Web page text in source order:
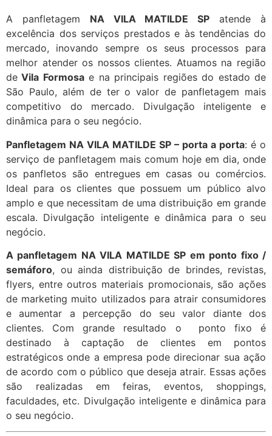
A panfletagem NA VILA MATILDE SP atende à
excelência dos serviços prestados e às tendências do
mercado, inovando sempre os seus processos para
melhor atender os nossos clientes. Atuamos na região
de Vila Formosae na principais regiões do estado de
São Paulo, além de ter o valor de panfletagem mais
competitivo do mercado. Divulgação inteligente e
dinâmica para o seu negócio.
Panfletagem NA VILA MATILDE SP – porta a porta: é o
serviço de panfletagem mais comum hoje em dia, onde
os panfletos são entregues em casas ou comércios.
Ideal para os clientes que possuem um público alvo
amplo e que necessitam de uma distribuição em grande
escala. Divulgação inteligente e dinâmica para o seu
negócio.
A panfletagem NA VILA MATILDE SP em ponto fixo /
semáforo, ou ainda distribuição de brindes, revistas,
flyers, entre outros materiais promocionais, são ações
de marketing muito utilizados para atrair consumidores
e aumentar a percepção do seu valor diante dos
clientes. Com grande resultado o ponto fixo é
destinado à captação de clientes em pontos
estratégicos onde a empresa pode direcionar sua ação
de acordo com o público que deseja atrair. Essas ações
são realizadas em feiras, eventos, shoppings,
faculdades, etc. Divulgação inteligente e dinâmica para
o seu negócio.